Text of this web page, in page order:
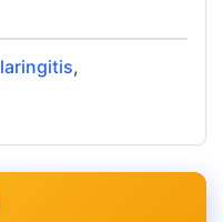
laringitis,